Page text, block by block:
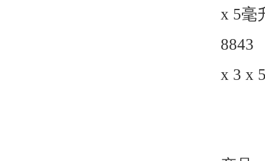
x 5毫
x 3 x